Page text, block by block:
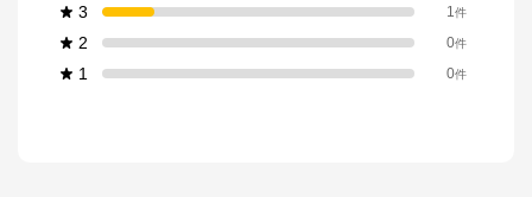
3 1件
2 0件
1 0件